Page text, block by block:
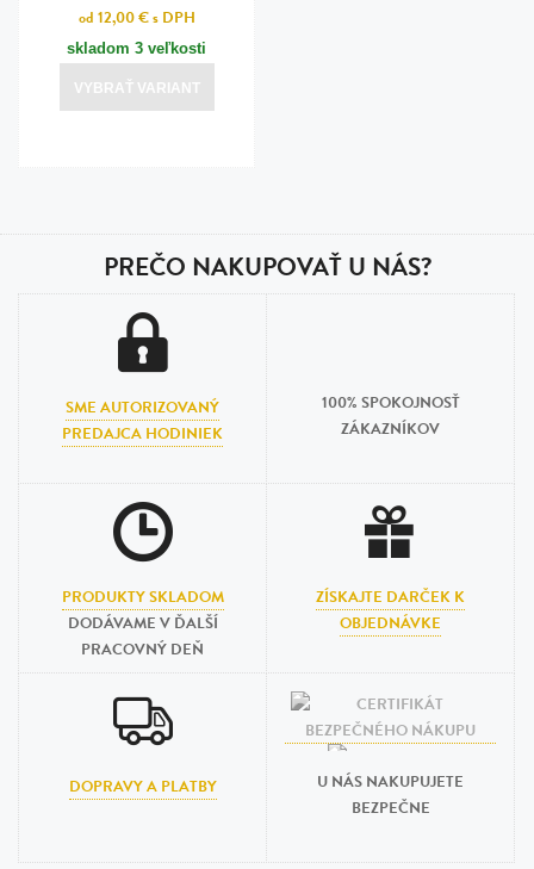
od 12,00 €s DPH
skladom 3 veľkosti
VYBRAŤ VARIANT
PREČO NAKUPOVAŤ U NÁS?
SME AUTORIZOVANÝ
PREDAJCA HODINIEK
100% SPOKOJNOSŤ
ZÁKAZNÍKOV
PRODUKTY SKLADOM
DODÁVAME V ĎALŠÍ
PRACOVNÝ DEŇ
ZÍSKAJTE DARČEK K
OBJEDNÁVKE
DOPRAVY A PLATBY
U NÁS NAKUPUJETE
BEZPEČNE